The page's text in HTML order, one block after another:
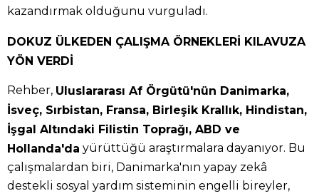
kazandırmak olduğunu vurguladı.
DOKUZ ÜLKEDEN ÇALIŞMA ÖRNEKLERİ KILAVUZA
YÖN VERDİ
Rehber, Uluslararası Af Örgütü'nün Danimarka,
İsveç, Sırbistan, Fransa, Birleşik Krallık, Hindistan,
İşgal Altındaki Filistin Toprağı, ABD ve
Hollanda'da yürüttüğü araştırmalara dayanıyor. Bu
çalışmalardan biri, Danimarka'nın yapay zekâ
destekli sosyal yardım sisteminin engelli bireyler,